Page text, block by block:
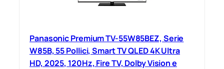
Panasonic Premium TV-55W85BEZ, Serie
W85B, 55 Pollici, Smart TV QLED 4K Ultra
HD, 2025, 120Hz, Fire TV, Dolby Vision e